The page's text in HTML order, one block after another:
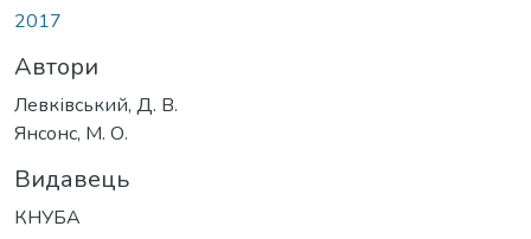
2017
Автори
Левківський, Д. В.
Янсонс, М. О.
Видавець
КНУБА